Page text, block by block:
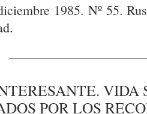
1985. Nº 55.
VIDA
POR LOS